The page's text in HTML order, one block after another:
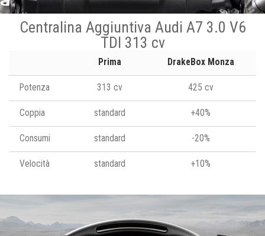
Centralina Aggiuntiva Audi A7 3.0 V6
TDI 313 cv
Prima DrakeBox Monza
Potenza 313 cv 425 cv
Coppia standard +40%
Consumi standard -20%
Velocità standard +10%